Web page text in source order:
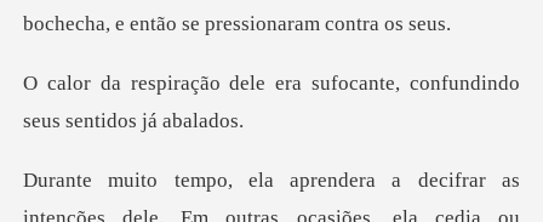
bochecha, e e
era sufocante, confundindo